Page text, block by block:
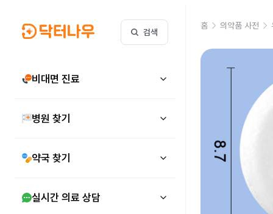
검색
비대면 진료
병원 찾기
약국 찾기
실시간 의료 상담
홈 의약품 사전